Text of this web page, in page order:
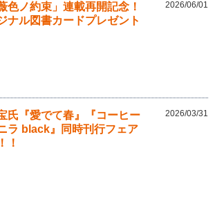
色ノ約束」連載再開記念！
ナル図書カードプレゼント
2026/06/01
氏『愛でて春』『コーヒー
ラ black』同時刊行フェア
！
2026/03/31